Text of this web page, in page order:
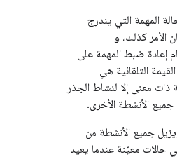
المهمة التي يندرج
الأمر كذلك، و
إعادة ضبط المهمة على
التلقائية هي
ذات معنى إلا لنشاط الجذر
الأنشطة الأخرى.
جميع الأنشطة من
حالات معيّنة عندما يعيد